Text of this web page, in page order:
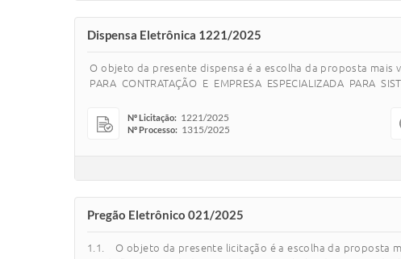
Dispensa Eletrônica 1221/2025
O objeto da presente dispensa é a escolha da proposta mais
PARA CONTRATAÇÃO E EMPRESA ESPECIALIZADA PARA
Nº Licitação: 1221/2025
Nº Processo: 1315/2025
Pregão Eletrônico 021/2025
1.1. O objeto da presente licitação é a escolha da proposta mais